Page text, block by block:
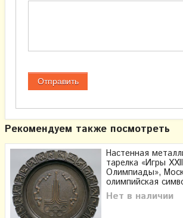
Рекомендуем также посмотреть
Настенная
тарелка «Игры XXII
Олимпиады»,
олимпийская
Нет в наличии